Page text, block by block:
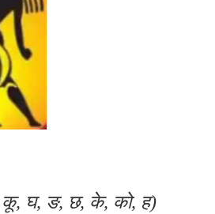
घ, ङ, छ, के, को, ह)